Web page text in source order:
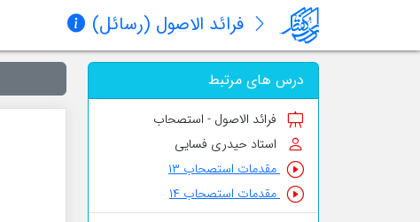
فرائد الاصول (رسائل)
درس های مرتبط
فرائد الاصول - استصحاب
استاد حیدری فسایی
مقدمات استصحاب ۱۳
مقدمات استصحاب ۱۴